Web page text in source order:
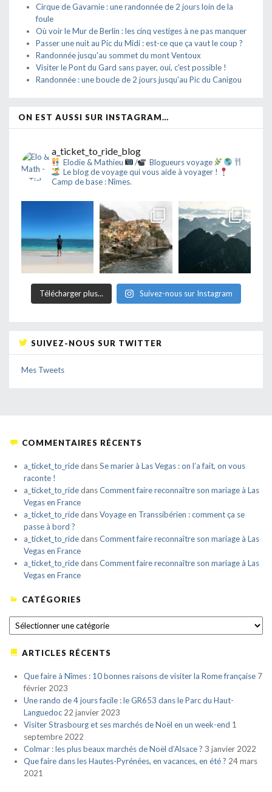
Cirque de Gavarnie : une randonnée de 2 jours loin de la
foule
Où voir le Mur de Berlin : les cinq vestiges à ne pas manquer
Passer une nuit au Pic du Midi : est-ce que ça vaut le coup ?
Randonnée jusqu'au sommet du mont Ventoux
Visiter le Pont du Gard sans payer, oui, c'est possible !
Randonnée : une boucle de 2 jours jusqu'au Pic du Canigou
ON EST AUSSI SUR INSTAGRAM…
a_ticket_to_ride_blog
Elodie & Mathieu /
Blogueurs voyage
Le blog de voyage qui vous aide à voyager !
Camp de base : Nîmes.
Télécharger plus... Suivez-nous sur Instagram
SUIVEZ-NOUS SUR TWITTER
Mes Tweets
COMMENTAIRES RÉCENTS
a_ticket_to_ridedansSe marier à Las Vegas : on l’a fait, on vous
raconte !
a_ticket_to_ridedansComment faire reconnaître son mariage à Las
Vegas en France
a_ticket_to_ridedansVoyage en Transsibérien : comment ça se
passe à bord ?
a_ticket_to_ridedansComment faire reconnaître son mariage à Las
Vegas en France
a_ticket_to_ridedansComment faire reconnaître son mariage à Las
Vegas en France
CATÉGORIES
CATÉGORIES
ARTICLES RÉCENTS
Que faire à Nîmes : 10 bonnes raisons de visiter la Rome française 7
février 2023
Une rando de 4 jours facile : le GR653 dans le Parc du Haut-
Languedoc 22 janvier 2023
Visiter Strasbourg et ses marchés de Noël en un week-end 1
septembre 2022
Colmar : les plus beaux marchés de Noël d’Alsace ? 3 janvier 2022
Que faire dans les Hautes-Pyrénées, en vacances, en été ? 24 mars
2021